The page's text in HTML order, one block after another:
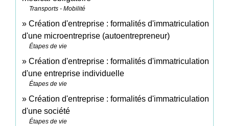
Transports - Mobilité
Création d'entreprise : formalités d'immatriculation
d'une microentreprise (autoentrepreneur)
Étapes de vie
Création d'entreprise : formalités d'immatriculation
d'une entreprise individuelle
Étapes de vie
Création d'entreprise : formalités d'immatriculation
d'une société
Étapes de vie